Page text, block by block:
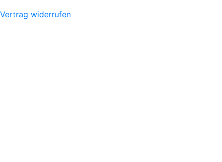
Vertrag widerrufen